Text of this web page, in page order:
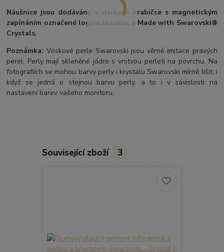
Náušnice jsou dodávány v dárkové krabičce s magnetickým
zapínáním označené logem Jewellis a Made with Swarovski®
Crystals.
Poznámka: Voskové perle Swarovski jsou věrné imitace pravých
perel. Perly mají skleněné jádro s vrstvou perleti na povrchu. Na
fotografiích se mohou barvy perly i krystalu Swarovski mírně lišit, i
když se jedná o stejnou barvu perly, a to i v závislosti na
nastavení barev vašeho monitoru.
Související zboží 3